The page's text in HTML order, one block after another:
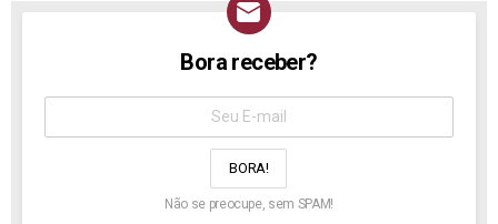
Bora receber?
Não se preocupe, sem SPAM!